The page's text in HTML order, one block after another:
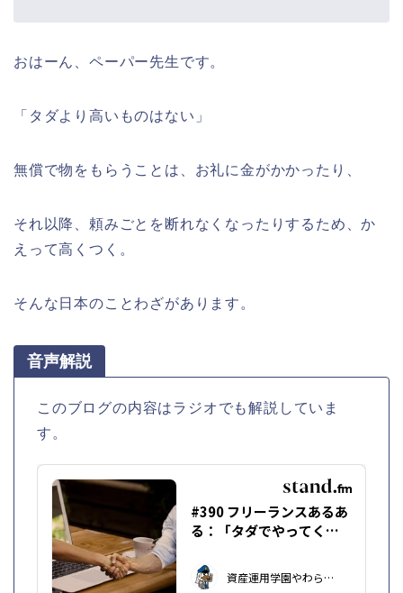
おはーん、ペーパー先生です。
「タダより高いものはない」
無償で物をもらうことは、お礼に金がかかったり、
それ以降、頼みごとを断れなくなったりするため、か
えって高くつく。
そんな日本のことわざがあります。
音声解説
このブログの内容はラジオでも解説していま
す。